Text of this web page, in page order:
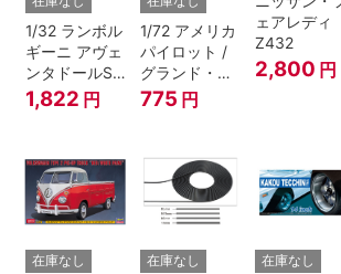
1/32 ランボル
ギーニ アヴェ
ンタドールS
パールレッド
1,822 円
1/72 アメリカ
パイロット /
グランド・ク
ルーセット
775 円
ェアレディ
Z432
2,800 円
在庫なし 在庫なし 在庫なし